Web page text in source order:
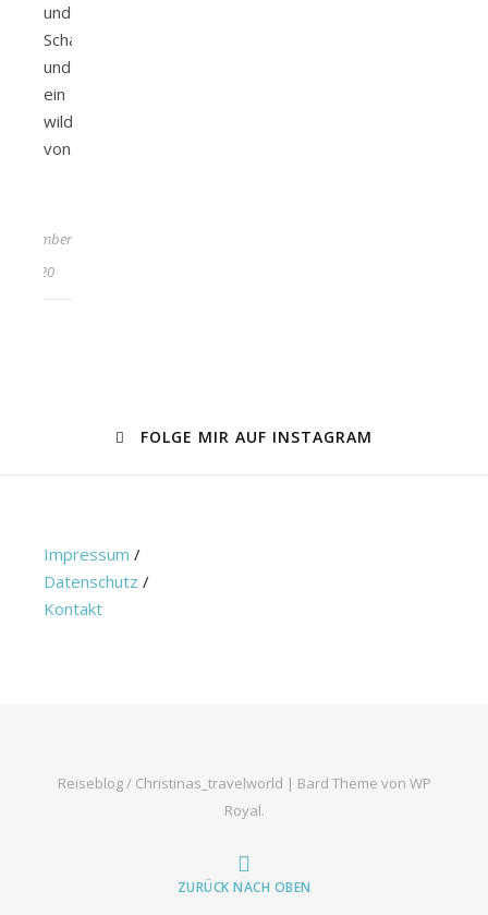
und
Schafen
und
ein
wildromantischer
von…
September
2020
FOLGE MIR AUF INSTAGRAM
Impressum /
Datenschutz /
Kontakt
Reiseblog / Christinas_travelworld | Bard Theme von WP
Royal.
ZURÜCK NACH OBEN